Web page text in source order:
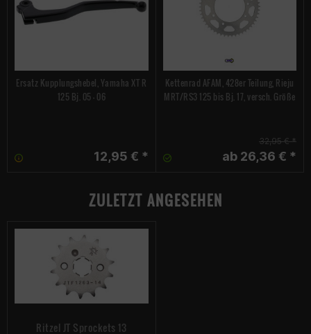
Ersatz Kupplungshebel, Yamaha XT R
125 Bj. 05 - 06
12,95 € *
Kettenrad AFAM, 428er Teilung, Rieju
MRT/RS3 125 bis Bj. 17, versch. Größe
32,95 € *
ab 26,36 € *
ZULETZT ANGESEHEN
Ritzel JT Sprockets 13